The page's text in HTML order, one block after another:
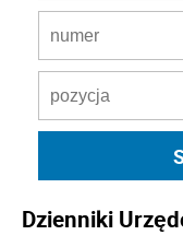
Dzienniki